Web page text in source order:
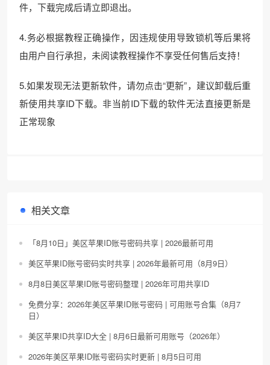
件，下载完成后请立即退出。
4.务必根据教程正确操作，因违规使用导致锁机等后果将
由用户自行承担，未阅读教程操作不享受任何售后支持！
5.如果发现无法更新软件，请勿点击“更新”，建议卸载后重
新使用共享ID下载。非当前ID下载的软件无法直接更新是
正常现象
相关文章
「8月10日」美区苹果ID账号密码共享 | 2026最新可用
美区苹果ID账号密码实时共享 | 2026年最新可用（8月9日）
8月8日美区苹果ID账号密码整理 | 2026年可用共享ID
免费分享：2026年美区苹果ID账号密码 | 可用账号合集（8月7
日）
美区苹果ID共享ID大全 | 8月6日最新可用账号（2026年）
2026年美区苹果ID账号密码实时更新 | 8月5日可用